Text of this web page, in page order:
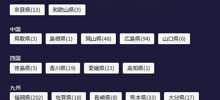
奈良県(13)
和歌山県(3)
中国
鳥取県(3)
島根県(1) 岡山県(46) 広島県(94) 山口県(6)
四国
徳島県(5)
香川県(19) 愛媛県(23) 高知県(1)
九州
福岡県(202)
佐賀県(18) 長崎県(8) 熊本県(33)
大分県(17)